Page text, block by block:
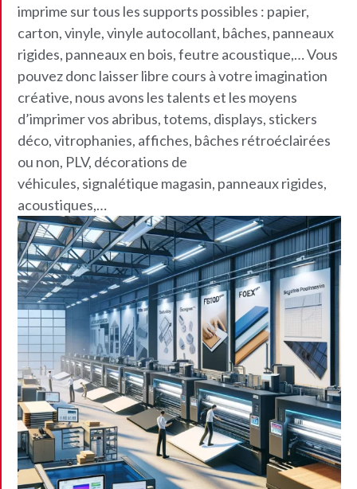
imprime sur tous les supports possibles : papier,
carton, vinyle, vinyle autocollant, bâches, panneaux
rigides, panneaux en bois, feutre acoustique,… Vous
pouvez donc laisser libre cours à votre imagination
créative, nous avons les talents et les moyens
d’imprimer vos abribus, totems, displays, stickers
déco, vitrophanies, affiches, bâches rétroéclairées
ou non, PLV, décorations de
véhicules, signalétique magasin, panneaux rigides,
acoustiques,…